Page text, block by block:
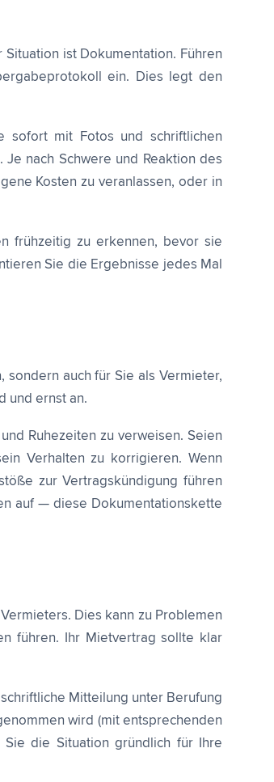
ist Dokumentation. Führen
ein. Dies legt den
sofort mit Fotos und schriftlichen
nach Schwere und Reaktion des
Kosten zu veranlassen, oder in
frühzeitig zu erkennen, bevor sie
Sie die Ergebnisse jedes Mal
auch für Sie als Vermieter,
und ernst an.
Ruhezeiten zu verweisen. Seien
Verhalten zu korrigieren. Wenn
zur Vertragskündigung führen
auf — diese Dokumentationskette
Dies kann zu Problemen
führen. Ihr Mietvertrag sollte klar
Mitteilung unter Berufung
wird (mit entsprechenden
Sie die Situation gründlich für Ihre